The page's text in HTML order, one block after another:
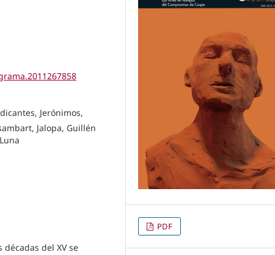
Jerónimos,
Jalopa, Guillén
del XV se
PDF